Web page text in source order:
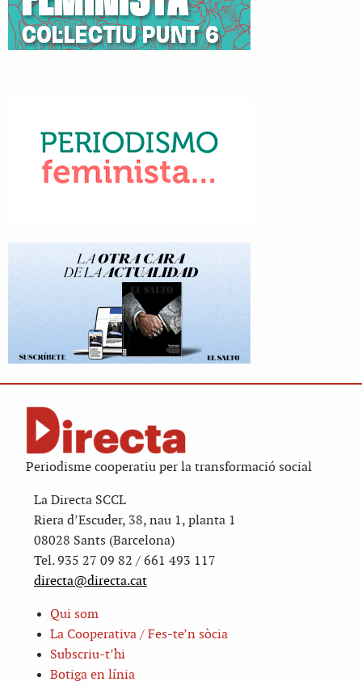
Periodisme cooperatiu per la transformació social
La Directa SCCL
Riera d’Escuder, 38, nau 1, planta 1
08028 Sants (Barcelona)
Tel. 935 27 09 82 / 661 493 117
directa@directa.cat
Qui som
La Cooperativa / Fes-te’n sòcia
Subscriu-t’hi
Botiga en línia